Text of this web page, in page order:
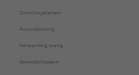
Zonlichtsystemen
Airconditioning
Verwarming overig
Gereedschappen